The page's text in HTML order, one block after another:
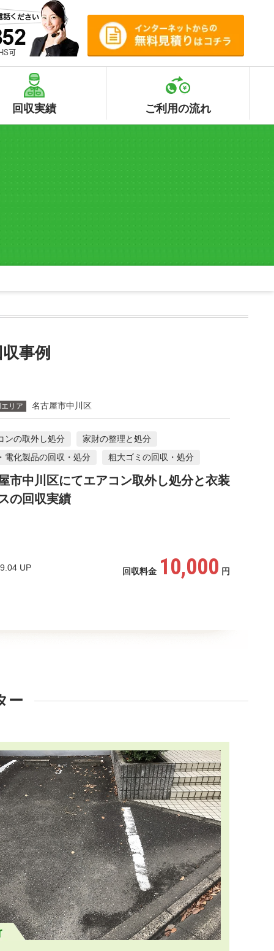
回収実績 ご利用の流れ
事例
リア 名古屋市中川区
ンの取外し処分
家財の整理と処分
電化製品の回収・処分
粗大ゴミの回収・処分
市中川区にてエアコン取外し処分と衣装
の回収実績
UP 回収料金 10,000 円
ー